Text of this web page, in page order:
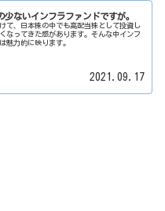
少ないインフラファンドですが。
て、日本株の中でも高配当株として投資し
なってきた感があります。そんな中インフ
魅力的に映ります。
2021.09.17